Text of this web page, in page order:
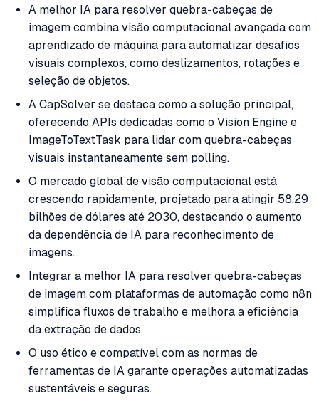
A melhor IA para resolver quebra-cabeças de
imagem combina visão computacional avançada com
aprendizado de máquina para automatizar desafios
visuais complexos, como deslizamentos, rotações e
seleção de objetos.
A CapSolver se destaca como a solução principal,
oferecendo APIs dedicadas como o Vision Engine e
ImageToTextTask para lidar com quebra-cabeças
visuais instantaneamente sem polling.
O mercado global de visão computacional está
crescendo rapidamente, projetado para atingir 58,29
bilhões de dólares até 2030, destacando o aumento
da dependência de IA para reconhecimento de
imagens.
Integrar a melhor IA para resolver quebra-cabeças
de imagem com plataformas de automação como n8n
simplifica fluxos de trabalho e melhora a eficiência
da extração de dados.
O uso ético e compatível com as normas de
ferramentas de IA garante operações automatizadas
sustentáveis e seguras.